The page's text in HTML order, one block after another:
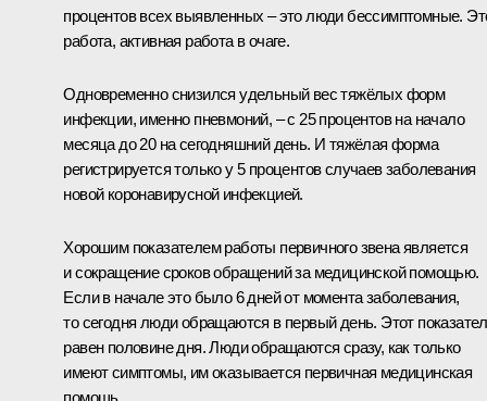
процентов всех выявленных – это люди бессимптомные.
работа, активная работа в очаге.
Одновременно снизился удельный вес тяжёлых форм
инфекции, именно пневмоний, – с 25 процентов на начало
месяца до 20 на сегодняшний день. И тяжёлая форма
регистрируется только у 5 процентов случаев заболевания
новой коронавирусной инфекцией.
Хорошим показателем работы первичного звена является
и сокращение сроков обращений за медицинской помощью.
Если в начале это было 6 дней от момента заболевания,
то сегодня люди обращаются в первый день. Этот
равен половине дня. Люди обращаются сразу, как только
имеют симптомы, им оказывается первичная медицинская
помощь.